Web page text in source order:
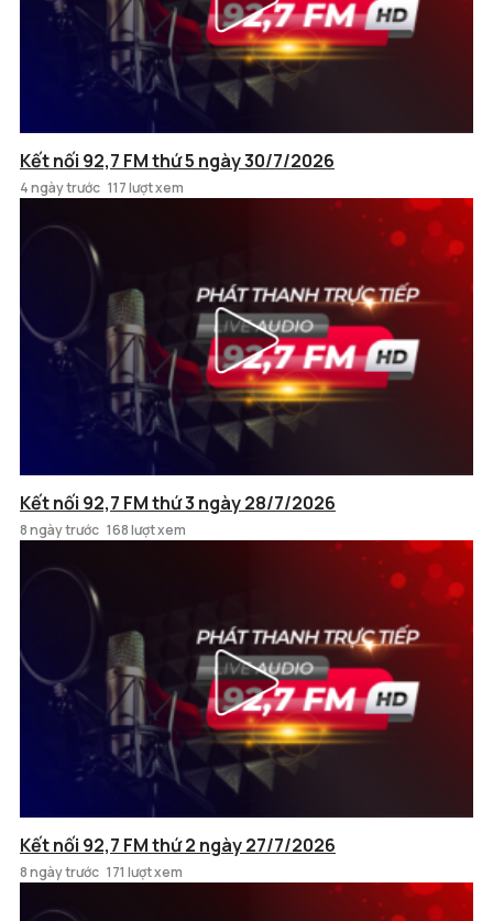
Kết nối 92,7 FM thứ 5 ngày 30/7/2026
4 ngày trước 117 lượt xem
Kết nối 92,7 FM thứ 3 ngày 28/7/2026
8 ngày trước 168 lượt xem
Kết nối 92,7 FM thứ 2 ngày 27/7/2026
8 ngày trước 171 lượt xem